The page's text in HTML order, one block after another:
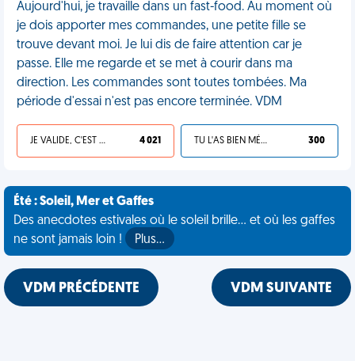
Aujourd'hui, je travaille dans un fast-food. Au moment où
je dois apporter mes commandes, une petite fille se
trouve devant moi. Je lui dis de faire attention car je
passe. Elle me regarde et se met à courir dans ma
direction. Les commandes sont toutes tombées. Ma
période d'essai n'est pas encore terminée. VDM
JE VALIDE, C'EST UNE VDM 4 021 TU L'AS BIEN MÉRITÉ 300
Été : Soleil, Mer et Gaffes
Des anecdotes estivales où le soleil brille... et où les gaffes
ne sont jamais loin !
Plus…
VDM PRÉCÉDENTE VDM SUIVANTE